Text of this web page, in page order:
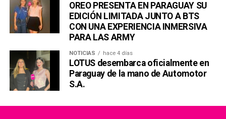
OREO PRESENTA EN PARAGUAY SU
EDICIÓN LIMITADA JUNTO A BTS
CON UNA EXPERIENCIA INMERSIVA
PARA LAS ARMY
NOTICIAS hace 4 días
LOTUS desembarca oficialmente en
Paraguay de la mano de Automotor
S.A.